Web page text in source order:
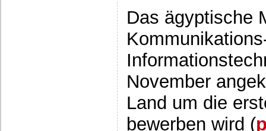
Das ägyptische
November
Land um die
bewerben wird (